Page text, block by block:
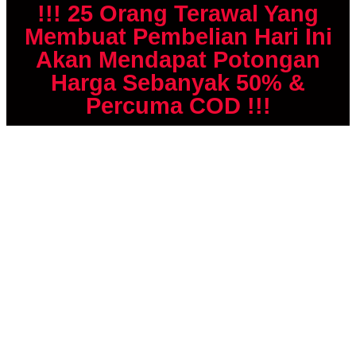
!!! 25 Orang Terawal Yang
Membuat Pembelian Hari Ini
Akan Mendapat Potongan
Harga Sebanyak 50% &
Percuma COD !!!